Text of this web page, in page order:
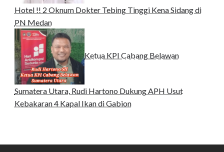
Hotel !! 2 Oknum Dokter Tebing Tinggi Kena Sidang di
PN Medan
Ketua KPI Cabang Belawan
Sumatera Utara, Rudi Hartono Dukung APH Usut
Kebakaran 4 Kapal Ikan di Gabion